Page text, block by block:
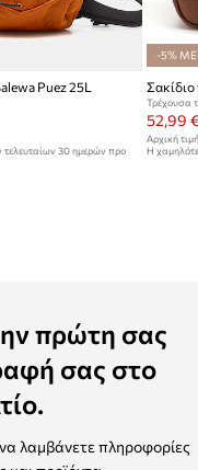
Puez 25L
τελευταίων 30 ημερών προ
-5% ΜΕ
Τρέχουσα
52,99
Αρχική
Η
πρώτη σας
σας στο
να λαμβάνετε πληροφορίες